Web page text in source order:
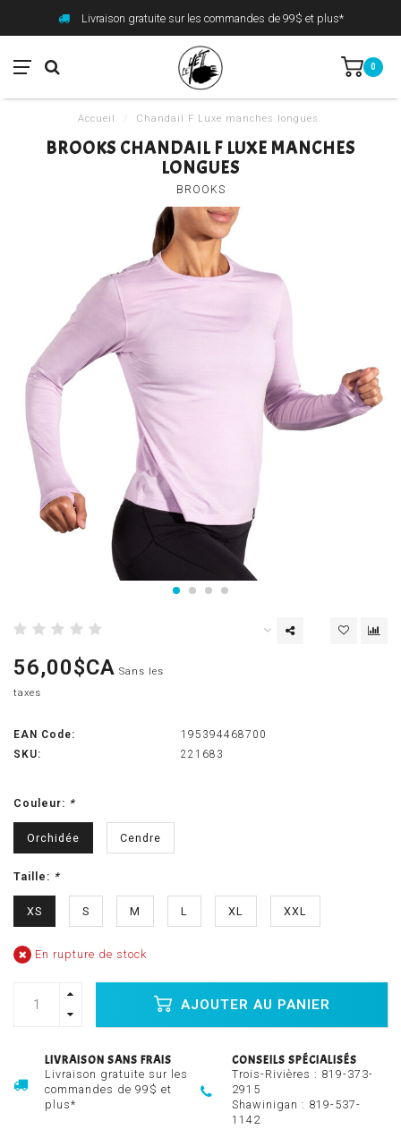
Livraison gratuite sur les commandes de 99$ et plus*
0
Accueil Chandail F Luxe manches longues
BROOKS CHANDAIL F LUXE MANCHES
LONGUES
BROOKS
56,00$CA Sans les
taxes
EAN Code:
195394468700
SKU:
221683
Couleur: *
Orchidée Cendre
Taille: *
XS S M L XL XXL
En rupture de stock
AJOUTER AU PANIER
LIVRAISON SANS FRAIS
Livraison gratuite sur les
commandes de 99$ et
plus*
CONSEILS SPÉCIALISÉS
Trois-Rivières : 819-373-
2915
Shawinigan : 819-537-
1142